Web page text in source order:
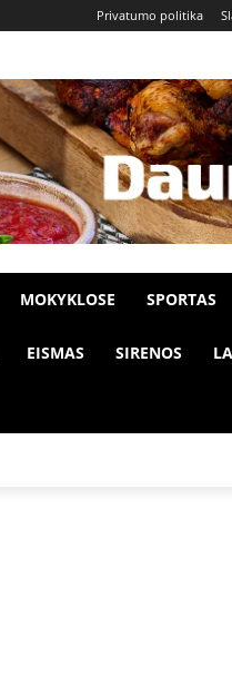
Privatumo politika
MOKYKLOSE SPORTAS
EISMAS SIRENOS